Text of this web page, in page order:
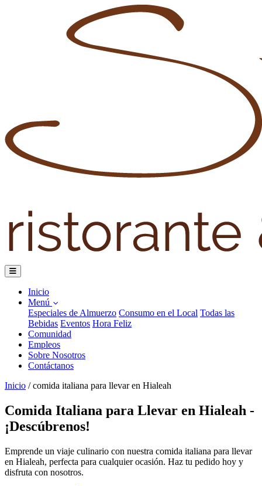
Inicio
Menú
Especiales de Almuerzo Consumo en el Local Todas las
Bebidas Eventos Hora Feliz
Comunidad
Empleos
Sobre Nosotros
Contáctanos
Inicio / comida italiana para llevar en Hialeah
Comida Italiana para Llevar en Hialeah -
¡Descúbrenos!
Emprende un viaje culinario con nuestra comida italiana para llevar
en Hialeah, perfecta para cualquier ocasión. Haz tu pedido hoy y
disfruta con nosotros.